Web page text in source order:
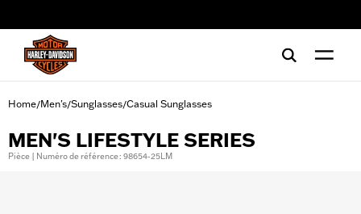
Home/Men's/Sunglasses/Casual Sunglasses
MEN'S LIFESTYLE SERIES
Pièce | Numéro de référence : 98654-25LM